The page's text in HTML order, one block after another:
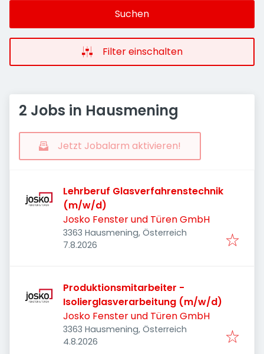
Suchen
Filter einschalten
2 Jobs in Hausmening
Jetzt Jobalarm aktivieren!
Lehrberuf Glasverfahrenstechnik
(m/w/d)
Josko Fenster und Türen GmbH
3363 Hausmening, Österreich
Veröffentlicht
7.8.2026
Produktionsmitarbeiter -
Isolierglasverarbeitung (m/w/d)
Josko Fenster und Türen GmbH
3363 Hausmening, Österreich
Veröffentlicht
4.8.2026